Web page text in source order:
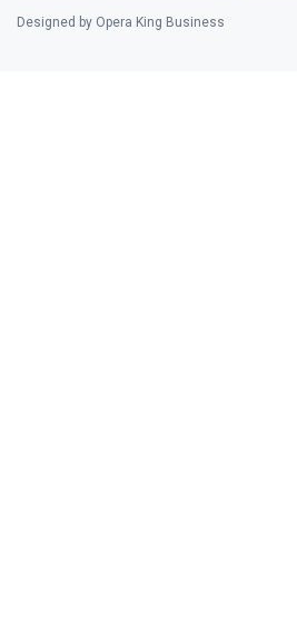
Designed by Opera King Business